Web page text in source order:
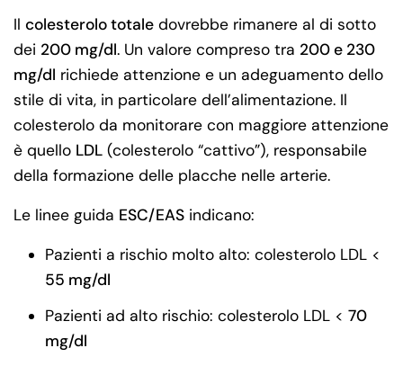
Il colesterolo totale dovrebbe rimanere al di sotto
dei 200 mg/dl. Un valore compreso tra 200 e 230
mg/dl richiede attenzione e un adeguamento dello
stile di vita, in particolare dell’alimentazione. Il
colesterolo da monitorare con maggiore attenzione
è quello LDL (colesterolo “cattivo”), responsabile
della formazione delle placche nelle arterie.
Le linee guida ESC/EAS indicano:
Pazienti a rischio molto alto: colesterolo LDL <
55 mg/dl
Pazienti ad alto rischio: colesterolo LDL < 70
mg/dl